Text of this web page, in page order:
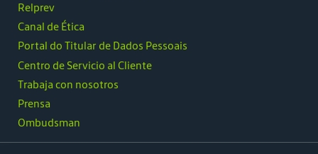
Ombudsman
Relprev
Canal de Ética
Portal do Titular de Dados Pessoais
Centro de Servicio al Cliente
Trabaja con nosotros
Prensa